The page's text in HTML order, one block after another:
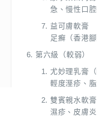
急、慢性口
益可膚軟膏
足癬（香港
第六級（較弱）
尤妙理乳膏
輕度溼疹、
雙賓親水軟膏
濕疹、皮膚